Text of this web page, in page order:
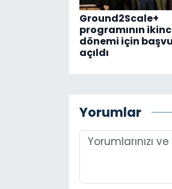
Ground2Scale+
programının
dönemi için
açıldı
Yorumlar